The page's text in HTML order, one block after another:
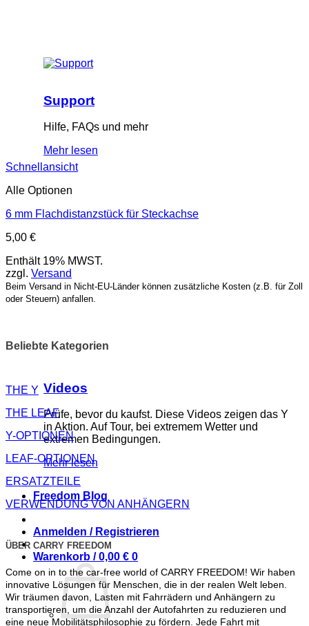
Support
Hilfe, FAQs und mehr
Mehr lesen
Videos
Prüfe, bevor du kaufst. Diese Videos zeigen das Y
in Aktion. Auf Tour, bei extremem Wetter und
extremen Bedingungen.
Mehr lesen
Freedom Blog
Anmelden / Registrieren
Warenkorb /0,00 € 0
Schnellansicht
Alle Optionen
6 mm Flachdistanzstück für Steckachse
5,00 €
Enthält 19% MWST.
zzgl. Versand
Beim Versand in Nicht-EU-Länder können zusätzliche Kosten (z.B. für Zoll
oder Steuern) anfallen.
Beliebte Kategorien
THE Y
THE LEAF
Y-OPTIONEN
LEAF-OPTIONEN
ERSATZTEILE
VERWENDUNG VON ANHÄNGERN
ÜBER CARRY FREEDOM
Come on in to the car-free world of CARRY FREEDOM! Wir haben
innovative Lösungen für Menschen, die in der realen Welt leben.
Wir träumen davon, Lasten mit Fahrrädern und Anhängern zu
transportieren, um die Anzahl der Autofahrten zu reduzieren und
eine neue Mobilitätsphilosophie zu fördern. Jede Fahrt mit